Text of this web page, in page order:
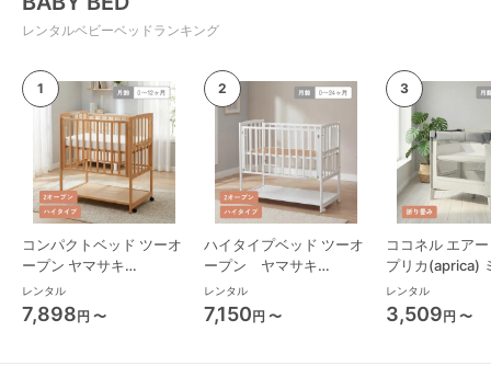
レンタルベビーベッドランキング
コンパクトベッド ツーオ
ープン ヤマサキ
(Yamasaki) ミニサイズ/
コンパクトベビーベッド
レンタル
7,898円 〜
ハイタイプベッド ツーオ
ープン ヤマサキ
(Yamasaki) レギュラーサ
イズベビーベッド
レンタル
7,150円 〜
ココネル エア
プリカ(aprica)
ズ/コンパクト
ド
レンタル
3,509円 〜